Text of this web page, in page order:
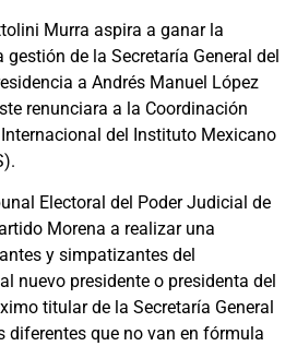
Murra aspira a ganar la
de la Secretaría General del
a Andrés Manuel López
renunciara a la Coordinación
del Instituto Mexicano
Electoral del Poder Judicial de
Morena a realizar una
y simpatizantes del
nuevo presidente o presidenta del
titular de la Secretaría General
diferentes que no van en fórmula